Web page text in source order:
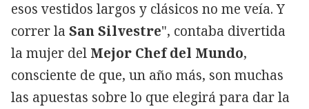
esos vestidos largos y clásicos no me veía. Y
correr la San Silvestre", contaba divertida
la mujer del Mejor Chef del Mundo,
consciente de que, un año más, son muchas
las apuestas sobre lo que elegirá para dar la